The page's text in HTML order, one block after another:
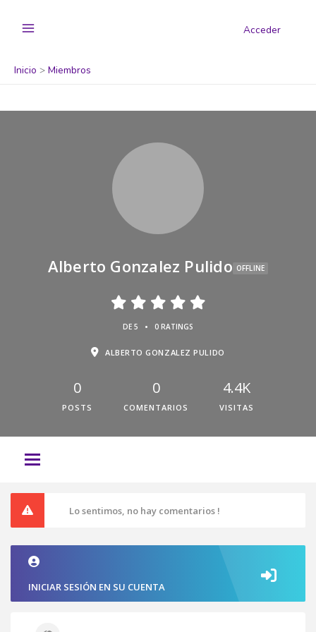
Acceder
Inicio Miembros
Alberto Gonzalez Pulido OFFLINE
DE 5 • 0 RATINGS
ALBERTO GONZALEZ PULIDO
0
POSTS
0
COMENTARIOS
4.4K
VISITAS
Lo sentimos, no hay comentarios !
INICIAR SESIÓN EN SU CUENTA